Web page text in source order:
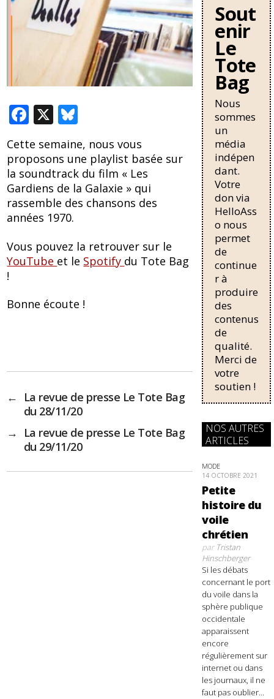
F
e
b
o
o
X
e
sk
y
Cette semaine, nous vous
proposons une playlist basée sur
la soundtrack du film « Les
Gardiens de la Galaxie » qui
rassemble des chansons des
années 1970.
Vous pouvez la retrouver sur le
YouTube et le Spotify du Tote Bag
!
Bonne écoute !
←
La revue de presse Le Tote Bag
du 28/11/20
→
La revue de presse Le Tote Bag
du 29/11/20
travailleurs
sans-
papiers en
France se
durcit avec
une
nouvelle
circulaire
de Bruno
Retailleau
qui
pourrait
allonger la
durée de
résidence
nécessaire
pour une
régularisati
on,
passant de
trois...
Sout
enir
Le
Tote
Bag
Nous
sommes
un
média
indépen
dant.
Votre
don via
HelloAss
o nous
permet
de
continue
r à
produire
des
contenus
de
qualité.
Merci de
votre
soutien !
NOS AUTRES
ARTICLES
MODE
14 OCTOBRE 2021
Petite
histoire du
voile
chrétien
parTristan
Hinschberger
Si les débats
concernant le port
du voile dans la
sphère publique
occidentale
apparaissent
encore
régulièrement sur
internet ou dans
les journaux, il ne
faut pas oublier...